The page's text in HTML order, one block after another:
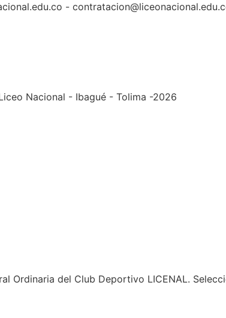
-
Nacional - Ibagué - Tolima -2026
Ordinaria del Club Deportivo LICENAL.